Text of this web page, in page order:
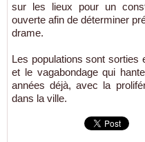
sur les lieux pour un
ouverte afin de déterminer
drame.
Les populations sont sorties
et le vagabondage qui
années déjà, avec la
dans la ville.